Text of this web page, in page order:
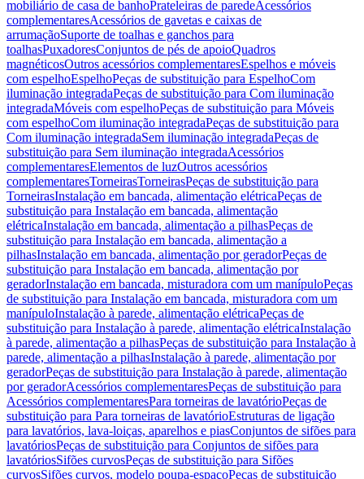
mobiliário de casa de banhoPrateleiras de paredeAcessórios
complementaresAcessórios de gavetas e caixas de
arrumaçãoSuporte de toalhas e ganchos para
toalhasPuxadoresConjuntos de pés de apoioQuadros
magnéticosOutros acessórios complementaresEspelhos e móveis
com espelhoEspelhoPeças de substituição para EspelhoCom
iluminação integradaPeças de substituição para Com iluminação
integradaMóveis com espelhoPeças de substituição para Móveis
com espelhoCom iluminação integradaPeças de substituição para
Com iluminação integradaSem iluminação integradaPeças de
substituição para Sem iluminação integradaAcessórios
complementaresElementos de luzOutros acessórios
complementaresTorneirasTorneirasPeças de substituição para
TorneirasInstalação em bancada, alimentação elétricaPeças de
substituição para Instalação em bancada, alimentação
elétricaInstalação em bancada, alimentação a pilhasPeças de
substituição para Instalação em bancada, alimentação a
pilhasInstalação em bancada, alimentação por geradorPeças de
substituição para Instalação em bancada, alimentação por
geradorInstalação em bancada, misturadora com um manípuloPeças
de substituição para Instalação em bancada, misturadora com um
manípuloInstalação à parede, alimentação elétricaPeças de
substituição para Instalação à parede, alimentação elétricaInstalação
à parede, alimentação a pilhasPeças de substituição para Instalação à
parede, alimentação a pilhasInstalação à parede, alimentação por
geradorPeças de substituição para Instalação à parede, alimentação
por geradorAcessórios complementaresPeças de substituição para
Acessórios complementaresPara torneiras de lavatórioPeças de
substituição para Para torneiras de lavatórioEstruturas de ligação
para lavatórios, lava-loiças, aparelhos e piasConjuntos de sifões para
lavatóriosPeças de substituição para Conjuntos de sifões para
lavatóriosSifões curvosPeças de substituição para Sifões
curvosSifões curvos, modelo poupa-espaçoPeças de substituição